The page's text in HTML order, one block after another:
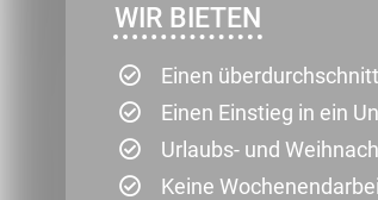
WIR BIETEN
Einen
Einen Einstieg in ein
Urlaubs- und
Keine